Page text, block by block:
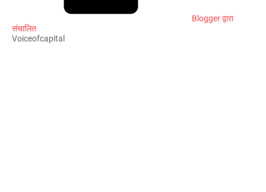
Blogger द्वारा
संचालित
Voiceofcapital